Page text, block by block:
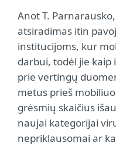
Anot T.
atsiradimas itin
institucijoms, kur
darbui, todėl jie
prie vertingų
metus prieš
grėsmių skaičius
naujai kategorijai
nepriklausomai ar